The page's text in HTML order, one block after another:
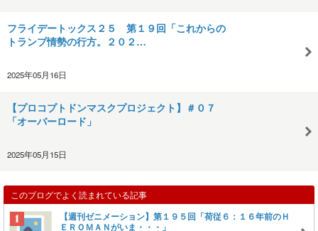
フライデートックス２５ 第１９回「これからの
トランプ情勢の行方。２０２…
2025年05月16日
【プロコプトドンマスクプロジェクト】＃０７
「オーバーロード」
2025年05月15日
このブログでよく読まれている記事
【週刊ゼニメーション】第１９５回「荷従６：１６年前のＨ
ＥＲＯＭＡＮがいま・・・」